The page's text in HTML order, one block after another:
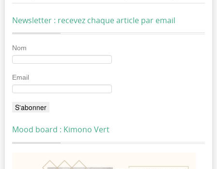
Newsletter : recevez chaque article par email
Nom
Email
Mood board : Kimono Vert